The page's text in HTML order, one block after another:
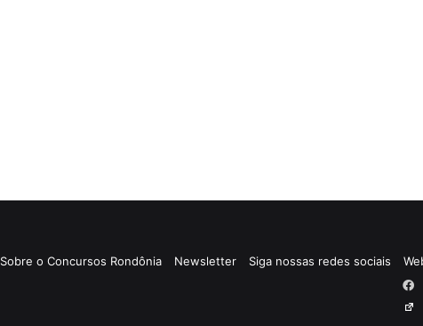
Sobre o Concursos Rondônia Newsletter Siga nossas redes sociais